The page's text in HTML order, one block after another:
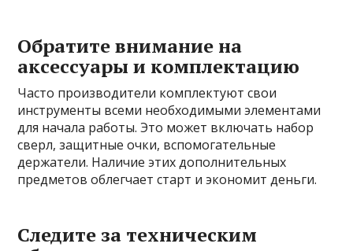
Обратите внимание на
аксессуары и комплектацию
Часто производители комплектуют свои
инструменты всеми необходимыми элементами
для начала работы. Это может включать набор
сверл, защитные очки, вспомогательные
держатели. Наличие этих дополнительных
предметов облегчает старт и экономит деньги.
Следите за техническим